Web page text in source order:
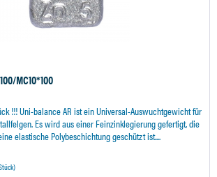
MC10*100
!!! Uni-balance AR ist ein Universal-Auswuchtgewicht für
Es wird aus einer Feinzinklegierung gefertigt, die
elastische Polybeschichtung geschützt ist....